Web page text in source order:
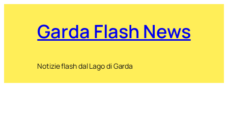
Garda Flash News
Notizie flash dal Lago di Garda